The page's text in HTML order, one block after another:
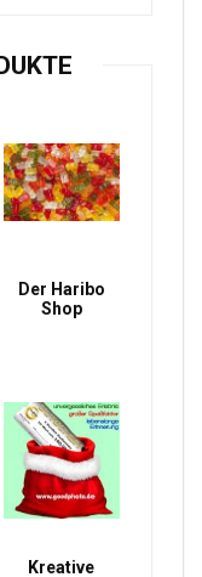
Der Haribo
Shop
Kreative